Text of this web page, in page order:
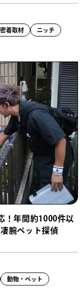
密着取材 ニッチ
！年間約1000件以
腕ペット探偵
動物・ペット